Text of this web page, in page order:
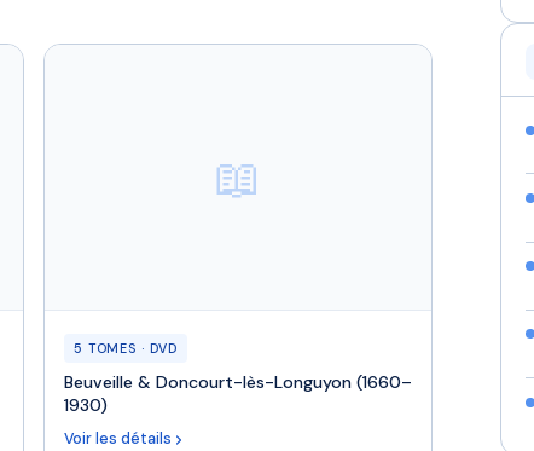
📖
5 TOMES · DVD
Beuveille & Doncourt-lès-Longuyon (1660–
1930)
Voir les détails